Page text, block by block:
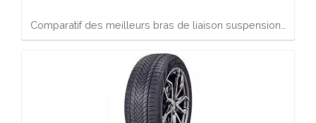
Comparatif des meilleurs bras de liaison suspension…